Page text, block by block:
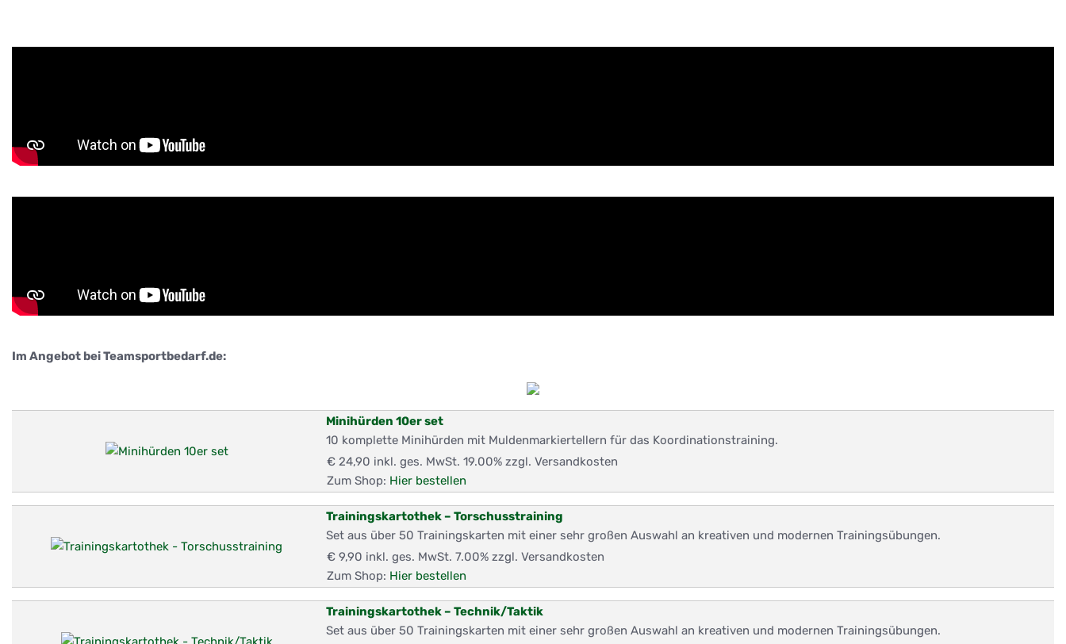
Im Angebot bei Teamsportbedarf.de:
Minihürden 10er set
10 komplette Minihürden mit Muldenmarkiertellern für das Koordinationstraining.
€ 24,90 inkl. ges. MwSt. 19.00% zzgl. Versandkosten
Zum Shop: Hier bestellen
Trainingskartothek – Torschusstraining
Set aus über 50 Trainingskarten mit einer sehr großen Auswahl an kreativen und modernen Trainingsübungen.
€ 9,90 inkl. ges. MwSt. 7.00% zzgl. Versandkosten
Zum Shop: Hier bestellen
Trainingskartothek – Technik/Taktik
Set aus über 50 Trainingskarten mit einer sehr großen Auswahl an kreativen und modernen Trainingsübungen.